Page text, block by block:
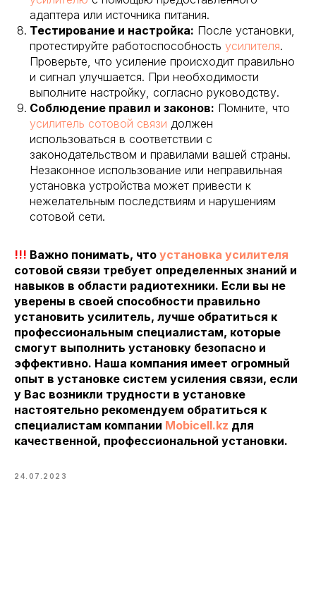
адаптера или источника питания.
Тестирование и настройка: После установки,
протестируйте работоспособность усилителя.
Проверьте, что усиление происходит правильно
и сигнал улучшается. При необходимости
выполните настройку, согласно руководству.
Соблюдение правил и законов: Помните, что
усилитель сотовой связи должен
использоваться в соответствии с
законодательством и правилами вашей страны.
Незаконное использование или неправильная
установка устройства может привести к
нежелательным последствиям и нарушениям
сотовой сети.
!!! Важно понимать, что установка усилителя
сотовой связи требует определенных знаний и
навыков в области радиотехники. Если вы не
уверены в своей способности правильно
установить усилитель, лучше обратиться к
профессиональным специалистам, которые
смогут выполнить установку безопасно и
эффективно. Наша компания имеет огромный
опыт в установке систем усиления связи, если
у Вас возникли трудности в установке
настоятельно рекомендуем обратиться к
специалистам компании Mobicell.kz для
качественной, профессиональной установки.
24.07.2023